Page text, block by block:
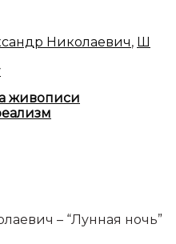
Николаевич, Ш
живописи
– “Лунная ночь”